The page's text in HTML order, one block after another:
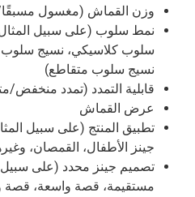
وزن القماش (مغسول
نمط سلوب (على سبيل
سلوب كلاسيكي، نسيج
نسيج سلوب متقاطع)
قابلية التمدد (تمدد
عرض القماش
تطبيق المنتج (على سبيل
جينز الأطفال، القمصان،
تصميم جينز محدد (على
مستقيمة، قصة واسعة، قصة